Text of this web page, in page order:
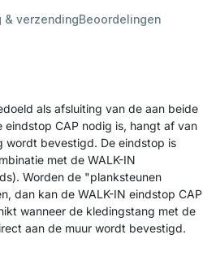
& verzendingBeoordelingen
als afsluiting van de aan beide
CAP nodig is, hangt af van
wordt bevestigd. De eindstop is
met de WALK-IN
Worden de "planksteunen
dan kan de WALK-IN eindstop CAP
wanneer de kledingstang met de
aan de muur wordt bevestigd.